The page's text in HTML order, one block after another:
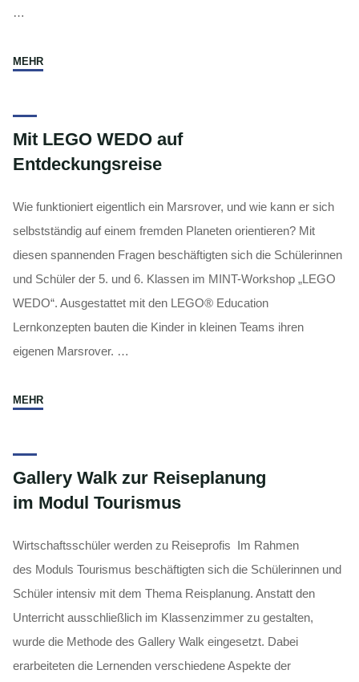
…
MEHR"Zukunftskompetenzen
Mit LEGO WEDO auf
Entdeckungsreise
Wie funktioniert eigentlich ein Marsrover, und wie kann er sich
selbstständig auf einem fremden Planeten orientieren? Mit
diesen spannenden Fragen beschäftigten sich die Schülerinnen
und Schüler der 5. und 6. Klassen im MINT-Workshop „LEGO
WEDO“. Ausgestattet mit den LEGO® Education
Lernkonzepten bauten die Kinder in kleinen Teams ihren
eigenen Marsrover. …
MEHR"Mit
Entdeckungsreise"
Gallery Walk zur Reiseplanung
im Modul Tourismus
Wirtschaftsschüler werden zu Reiseprofis Im Rahmen
des Moduls Tourismus beschäftigten sich die Schülerinnen und
Schüler intensiv mit dem Thema Reisplanung. Anstatt den
Unterricht ausschließlich im Klassenzimmer zu gestalten,
wurde die Methode des Gallery Walk eingesetzt. Dabei
erarbeiteten die Lernenden verschiedene Aspekte der